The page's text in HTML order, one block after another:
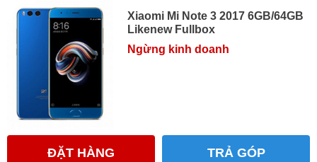
Trang bị con chip mạnh nhất trong phân khúc tầm trung
Mi Note 3 64GB được trang bị con chip SnapDragon 660 8
nhân, 4GB Ram mạnh mẽ. Với việc sử dụng con chip này
thì Mi Note 3 đem lại hiệu năng mạnh mẽ, thỏa mãn hầu hết
Xiaomi Mi Note 3 2017 6GB/64GB
Likenew Fullbox
Ngừng kinh doanh
ĐẶT HÀNG TRẢ GÓP